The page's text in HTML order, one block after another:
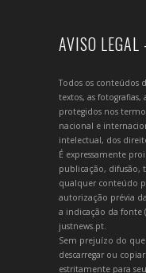
AVISO
Todos os conteúdos
textos, as fotografias,
protegidos nos
nacional e
intelectual, dos
É expressamente
publicação, difusão,
qualquer conteúdo
autorização prévia
a indicação da fonte
justnews.pt.
Sem prejuízo do
descarregar ou
estritamente para